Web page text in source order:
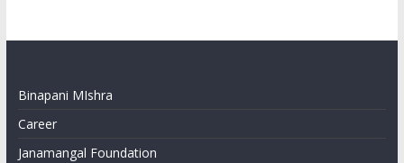
Binapani MIshra
Career
Janamangal Foundation